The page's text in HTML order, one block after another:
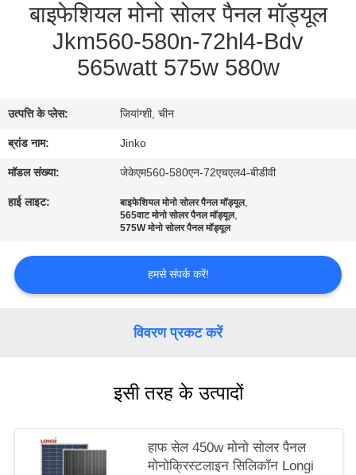
साइटमैप
PRIVACY
बाइफेशियल मोनो सोलर पैनल मॉड्यूल
Jkm560-580n-72hl4-Bdv
565watt 575w 580w
उत्पत्ति के प्लेस: जियांग्शी, चीन
ब्रांड नाम: Jinko
मॉडल संख्या: जेकेएम560-580एन-72एचएल4-बीडीवी
हाई लाइट: बाइफेशियल मोनो सोलर पैनल मॉड्यूल,
565वाट मोनो सोलर पैनल मॉड्यूल,
575W मोनो सोलर पैनल मॉड्यूल
हमसे संपर्क करें!
विवरण प्रकट करें
इसी तरह के उत्पादों
हाफ सेल 450w मोनो सोलर पैनल
मोनोक्रिस्टलाइन सिलिकॉन Longi